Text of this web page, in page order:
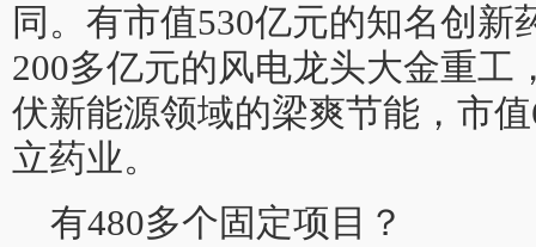
同。有市值530亿元的知名创新
200多亿元的风电龙头大金重工
伏新能源领域的梁爽节能，市
立药业。
有480多个固定项目？